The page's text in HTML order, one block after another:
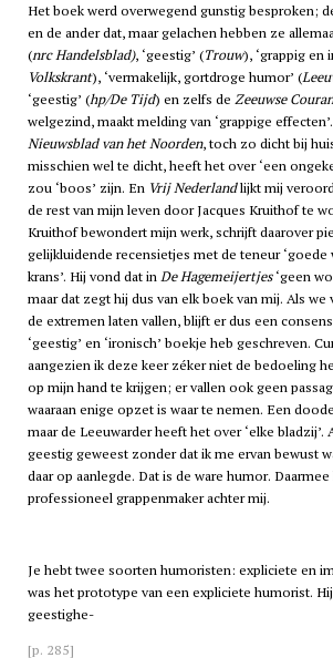
Het boek werd overwegend gunstig besproken;
en de ander dat, maar gelachen hebben ze
(nrcHandelsblad), ‘geestig’ (Trouw), ‘grappig en
Volkskrant), ‘vermakelijk, gortdroge humor’ (
‘geestig’ (hp/De Tijd) en zelfs de Zeeuwse
welgezind, maakt melding van ‘grappige
Nieuwsblad van het Noorden, toch zo dicht bij
misschien wel te dicht, heeft het over ‘een
zou ‘boos’ zijn. En Vrij Nederlandlijkt mij
de rest van mijn leven door Jacques Kruithof te
Kruithof bewondert mijn werk, schrijft daarover
gelijkluidende recensietjes met de teneur
krans’. Hij vond dat inDe Hagemeijertjes‘geen
maar dat zegt hij dus van elk boek van mij. Als we
de extremen laten vallen, blijft er dus een
‘geestig’ en ‘ironisch’ boekje heb geschreven.
aangezien ik deze keer zéker niet de bedoeling
op mijn hand te krijgen; er vallen ook geen
waaraan enige opzet is waar te nemen. Een
maar de Leeuwarder heeft het over ‘elke bladzij’.
geestig geweest zonder dat ik me ervan bewust
daar op aanlegde. Dat is de ware humor.
professioneel grappenmaker achter mij.
Je hebt twee soorten humoristen: expliciete en
was het prototype van een expliciete humorist.
geestighe-
[p. 285]